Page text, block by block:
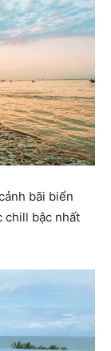
bãi biển
chill bậc nhất